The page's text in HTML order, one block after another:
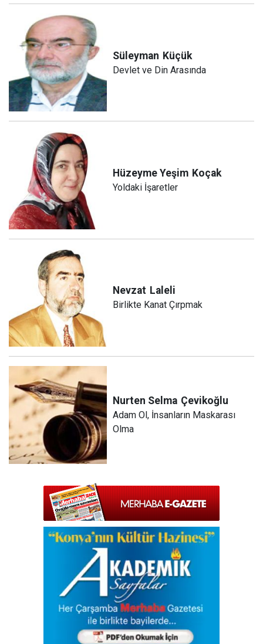
Süleyman Küçük
Devlet ve Din Arasında
Hüzeyme Yeşim Koçak
Yoldaki İşaretler
Nevzat Laleli
Birlikte Kanat Çırpmak
Nurten Selma Çevikoğlu
Adam Ol, İnsanların Maskarası
Olma